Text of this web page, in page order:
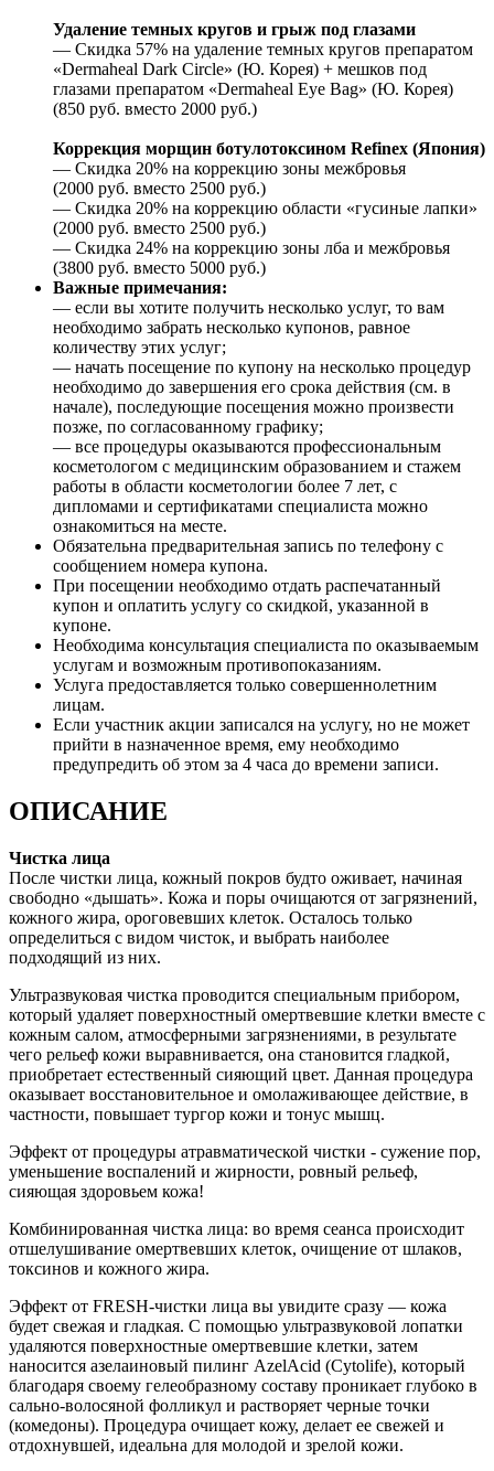
Удаление темных кругов и грыж под глазами
— Скидка 57% на удаление темных кругов препаратом
«Dermaheal Dark Circle» (Ю. Корея) + мешков под
глазами препаратом «Dermaheal Eye Bag» (Ю. Корея)
(850 руб. вместо 2000 руб.)
Коррекция морщин ботулотоксином Rеfinех (Япония)
— Скидка 20% на коррекцию зоны межбровья
(2000 руб. вместо 2500 руб.)
— Скидка 20% на коррекцию области «гусиные лапки»
(2000 руб. вместо 2500 руб.)
— Скидка 24% на коррекцию зоны лба и межбровья
(3800 руб. вместо 5000 руб.)
Важные примечания:
— если вы хотите получить несколько услуг, то вам
необходимо забрать несколько купонов, равное
количеству этих услуг;
— начать посещение по купону на несколько процедур
необходимо до завершения его срока действия (см. в
начале), последующие посещения можно произвести
позже, по согласованному графику;
— все процедуры оказываются профессиональным
косметологом с медицинским образованием и стажем
работы в области косметологии более 7 лет, с
дипломами и сертификатами специалиста можно
ознакомиться на месте.
Обязательна предварительная запись по телефону с
сообщением номера купона.
При посещении необходимо отдать распечатанный
купон и оплатить услугу со скидкой, указанной в
купоне.
Необходима консультация специалиста по оказываемым
услугам и возможным противопоказаниям.
Услуга предоставляется только совершеннолетним
лицам.
Если участник акции записался на услугу, но не может
прийти в назначенное время, ему необходимо
предупредить об этом за 4 часа до времени записи.
ОПИСАНИЕ
Чистка лица
После чистки лица, кожный покров будто оживает, начиная
свободно «дышать». Кожа и поры очищаются от загрязнений,
кожного жира, ороговевших клеток. Осталось только
определиться с видом чисток, и выбрать наиболее
подходящий из них.
Ультразвуковая чистка проводится специальным прибором,
который удаляет поверхностный омертвевшие клетки вместе с
кожным салом, атмосферными загрязнениями, в результате
чего рельеф кожи выравнивается, она становится гладкой,
приобретает естественный сияющий цвет. Данная процедура
оказывает восстановительное и омолаживающее действие, в
частности, повышает тургор кожи и тонус мышц.
Эффект от процедуры атравматической чистки - сужение пор,
уменьшение воспалений и жирности, ровный рельеф,
сияющая здоровьем кожа!
Комбинированная чистка лица: во время сеанса происходит
отшелушивание омертвевших клеток, очищение от шлаков,
токсинов и кожного жира.
Эффект от FRESH-чистки лица вы увидите сразу — кожа
будет свежая и гладкая. С помощью ультразвуковой лопатки
удаляются поверхностные омертвевшие клетки, затем
наносится азелаиновый пилинг AzelAcid (Cytolife), который
благодаря своему гелеобразному составу проникает глубоко в
сально-волосяной фолликул и растворяет черные точки
(комедоны). Процедура очищает кожу, делает ее свежей и
отдохнувшей, идеальна для молодой и зрелой кожи.